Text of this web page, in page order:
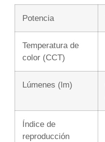
Potencia
Temperatura de
color (CCT)
Lúmenes (lm)
Índice de
reproducción